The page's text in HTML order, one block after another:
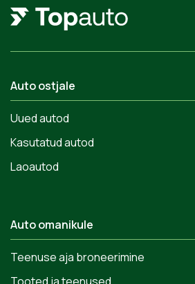
Auto ostjale
Uued autod
Kasutatud autod
Laoautod
Auto omanikule
Teenuse aja broneerimine